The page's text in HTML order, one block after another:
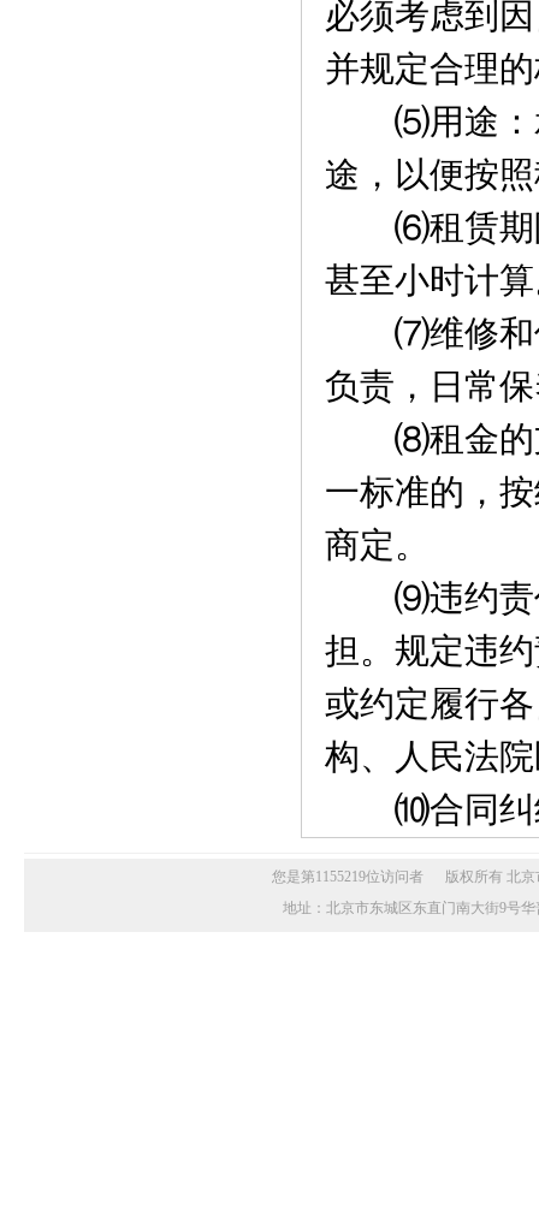
必须考虑到
并规定合理
⑸用途：承
途，以便按
⑹租赁期限
甚至小时计
⑺维修和保
负责，日常
⑻租金的支
一标准的，
商定。
⑼违约责任
担。规定违
或约定履行
构、人民法
⑽合同纠纷
您是第1155219位访问者 版权所有 北京
地址：北京市东城区东直门南大街9号华